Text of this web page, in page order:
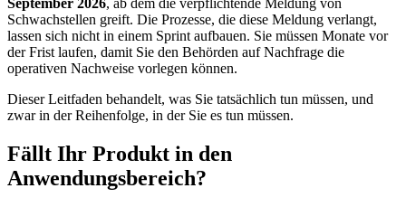
Schwachstellen greift. Die Prozesse, die diese Meldung verlangt,
lassen sich nicht in einem Sprint aufbauen. Sie müssen Monate vor
der Frist laufen, damit Sie den Behörden auf Nachfrage die
operativen Nachweise vorlegen können.
Dieser Leitfaden behandelt, was Sie tatsächlich tun müssen, und
zwar in der Reihenfolge, in der Sie es tun müssen.
Fällt Ihr Produkt in den
Anwendungsbereich?